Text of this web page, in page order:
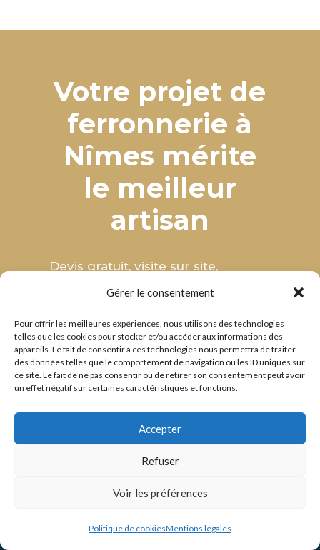
Gérer le consentement
Pour offrir les meilleures expériences, nous utilisons des technologies
telles que les cookies pour stocker et/ou accéder aux informations des
appareils. Le fait de consentir à ces technologies nous permettra de traiter
des données telles que le comportement de navigation ou les ID uniques sur
ce site. Le fait de ne pas consentir ou de retirer son consentement peut avoir
un effet négatif sur certaines caractéristiques et fonctions.
Accepter
Refuser
Voir les préférences
Politique de cookiesMentions légales
Votre projet de
ferronnerie à
Nîmes mérite
le meilleur
artisan
Devis gratuit, visite sur site,
fabrication 100 % dans notre atelier
Roux dès aujourd’hui.
📞 APPELER MÉTALLERIE ROUX